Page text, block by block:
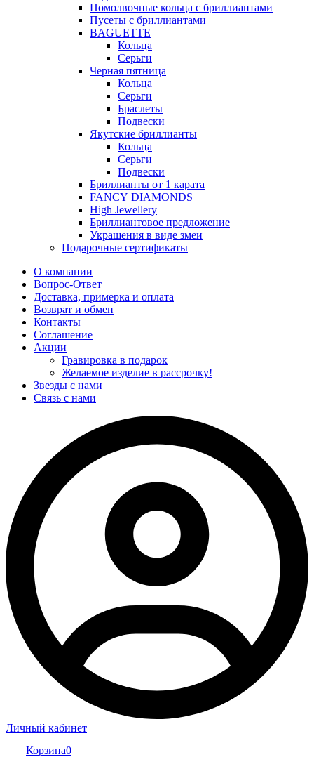
Помолвочные кольца с бриллиантами
Пусеты с бриллиантами
BAGUETTE
Кольца
Серьги
Черная пятница
Кольца
Серьги
Браслеты
Подвески
Якутские бриллианты
Кольца
Серьги
Подвески
Бриллианты от 1 карата
FANCY DIAMONDS
High Jewellery
Бриллиантовое предложение
Украшения в виде змеи
Подарочные сертификаты
О компании
Вопрос-Ответ
Доставка, примерка и оплата
Возврат и обмен
Контакты
Соглашение
Акции
Гравировка в подарок
Желаемое изделие в рассрочку!
Звезды с нами
Связь с нами
Личный кабинет
Корзина0